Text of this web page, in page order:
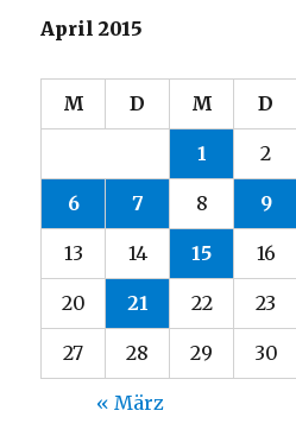
April 2015
M D M D
1 2
6 7 8 9
13 14 15 16
20 21 22 23
27 28 29 30
« März